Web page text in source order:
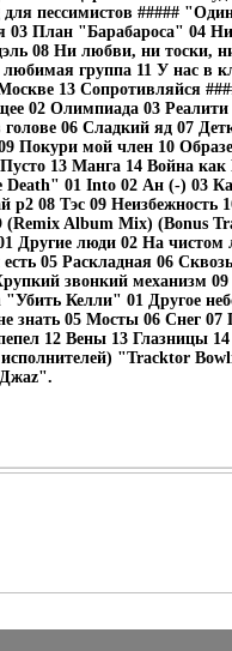
для пессимистов #####
03 План "Барабароса" 04
08 Ни любви, ни тоски,
группа 11 У нас в
13 Сопротивляйся
02 Олимпиада 03
06 Сладкий яд 07
09 Покури мой член 10
13 Манга 14 Война
Death" 01 Into 02 Ан (-) 03
p2 08 Тэс 09
Album Mix) (Bonus
Другие люди 02 На чистом
05 Раскладная 06
звонкий механизм 09
"Убить Келли" 01 Другое
знать 05 Мосты 06 Снег 07
12 Вены 13 Глазницы
исполнителей) "Tracktor